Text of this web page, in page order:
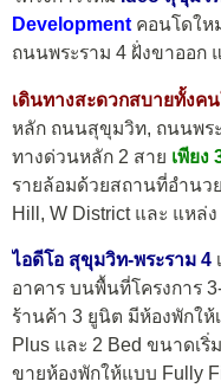
Development คอนโดให
ถนนพระราม 4 ฝั่งขาออก
เดินทางสะดวกสบายทั้งค
หลัก ถนนสุขุมวิท, ถนนพร
ทางด่วนหลัก 2 สาย เพียง
รายล้อมด้วยสถานที่อำนว
Hill, W District และ แหล่
ไอดีโอ สุขุมวิท-พระราม 4
อาคาร บนพื้นที่โครงการ
ร้านค้า 3 ยูนิต มีห้องพักให้
Plus และ 2 Bed ขนาดเริ่
ขายห้องพักให้แบบ Fully